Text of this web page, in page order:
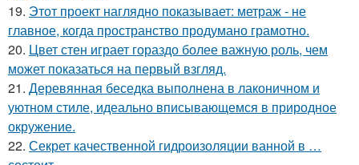
19. Этот проект наглядно показывает: метраж - не
главное, когда пространство продумано грамотно.
20. Цвет стен играет гораздо более важную роль, чем
может показаться на первый взгляд.
21. Деревянная беседка выполнена в лаконичном и
уютном стиле, идеально вписывающемся в природное
окружение.
22. Секрет качественной гидроизоляции ванной в …